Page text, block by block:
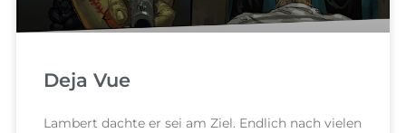
Deja Vue
Lambert dachte er sei am Ziel. Endlich nach vielen